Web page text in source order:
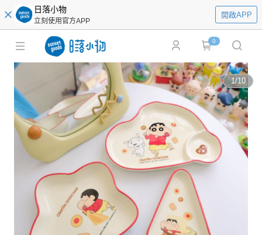
日落小物
立刻使用官方APP
開啟APP
0
1/10